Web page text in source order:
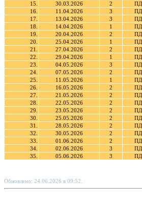
15.
30.03.2026 2 ПД
16.
11.04.2026 3 ПД
17.
13.04.2026 3 ПД
18.
14.04.2026 1 ПД
19.
20.04.2026 2 ПД
20.
25.04.2026 1 ПД
21.
27.04.2026 2 ПД
22.
29.04.2026 1 ПД
23.
04.05.2026 3 ПД
24.
07.05.2026 2 ПД
25.
11.05.2026 1 ПД
26.
16.05.2026 2 ПД
27.
21.05.2026 2 ПД
28.
22.05.2026 2 ПД
29.
23.05.2026 2 ПД
30.
25.05.2026 2 ПД
31.
28.05.2026 2 ПД
32.
30.05.2026 2 ПД
33.
01.06.2026 2 ПД
34.
02.06.2026 3 ПД
35.
05.06.2026 3 ПД
Обновлено: 24.06.2026 в 09:52.